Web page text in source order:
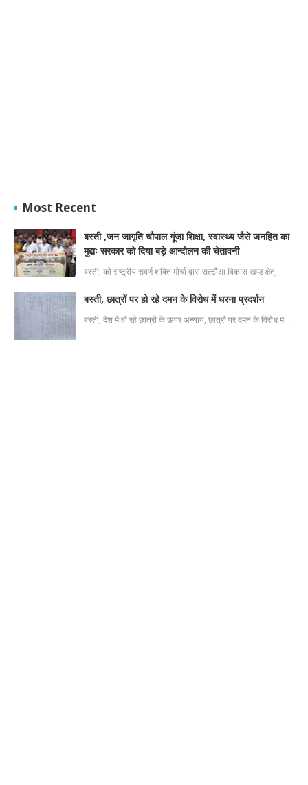
Most Recent
बस्ती ,जन जागृति चौपाल गूंजा शिक्षा, स्वास्थ्य जैसे जनहित का
मुद्दाः सरकार को दिया बड़े आन्दोलन की चेतावनी
बस्ती, को राष्ट्रीय सवर्ण शक्ति मोर्चा द्वारा सल्टौआ विकास खण्ड क्षेत्…
बस्ती, छात्रों पर हो रहे दमन के विरोध में धरना प्रदर्शन
बस्ती, देश में हो रहे छात्रों के ऊपर अन्याय, छात्रों पर दमन के विरोध म…